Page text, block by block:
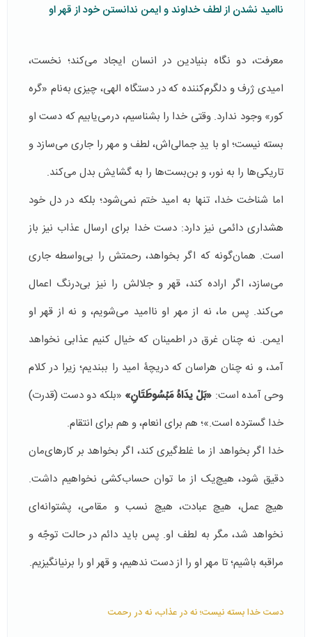
ناامید نشدن از لطف خداوند و ایمن ندانستن خود از قهر او
معرفت، دو نگاه بنیادین در انسان ایجاد می‌کند؛ نخست،
امیدی ژرف و دلگرم‌کننده که در دستگاه الهی، چیزی به‌نام «گره
کور» وجود ندارد. وقتی خدا را بشناسیم، درمی‌یابیم که دست او
بسته نیست؛ او با یدِ جمالی‌اش، لطف و مهر را جاری می‌سازد و
تاریکی‌ها را به نور، و بن‌بست‌ها را به گشایش بدل می‌کند.
اما شناخت خدا، تنها به امید ختم نمی‌شود؛ بلکه در دل خود
هشداری دائمی نیز دارد: دست خدا برای ارسال عذاب نیز باز
است. همان‌گونه که اگر بخواهد، رحمتش را بی‌واسطه جاری
می‌سازد، اگر اراده کند، قهر و جلالش را نیز بی‌درنگ اعمال
می‌کند. پس ما، نه از مهر او ناامید می‌شویم، و نه از قهر او
ایمن. نه چنان غرق در اطمینان که خیال کنیم عذابی نخواهد
آمد، و نه چنان هراسان که دریچۀ امید را ببندیم؛ زیرا در کلام
وحی آمده است: «بَلْ یدَاهُ مَبْسُوطَتَانِ» «بلکه دو دست (قدرت)
خدا گسترده است.»؛ هم برای انعام، و هم برای انتقام.
خدا اگر بخواهد از ما غلط‌گیری کند، اگر بخواهد بر کارهای‌مان
دقیق شود، هیچ‌یک از ما توان حساب‌کشی نخواهیم داشت.
هیچ عمل، هیچ عبادت، هیچ نسب و مقامی، پشتوانه‌ای
نخواهد شد، مگر به لطف او. پس باید دائم در حالت توجّه و
مراقبه باشیم؛ تا مهر او را از دست ندهیم، و قهر او را برنیانگیزیم.
دست خدا بسته نیست؛ نه در عذاب، نه در رحمت